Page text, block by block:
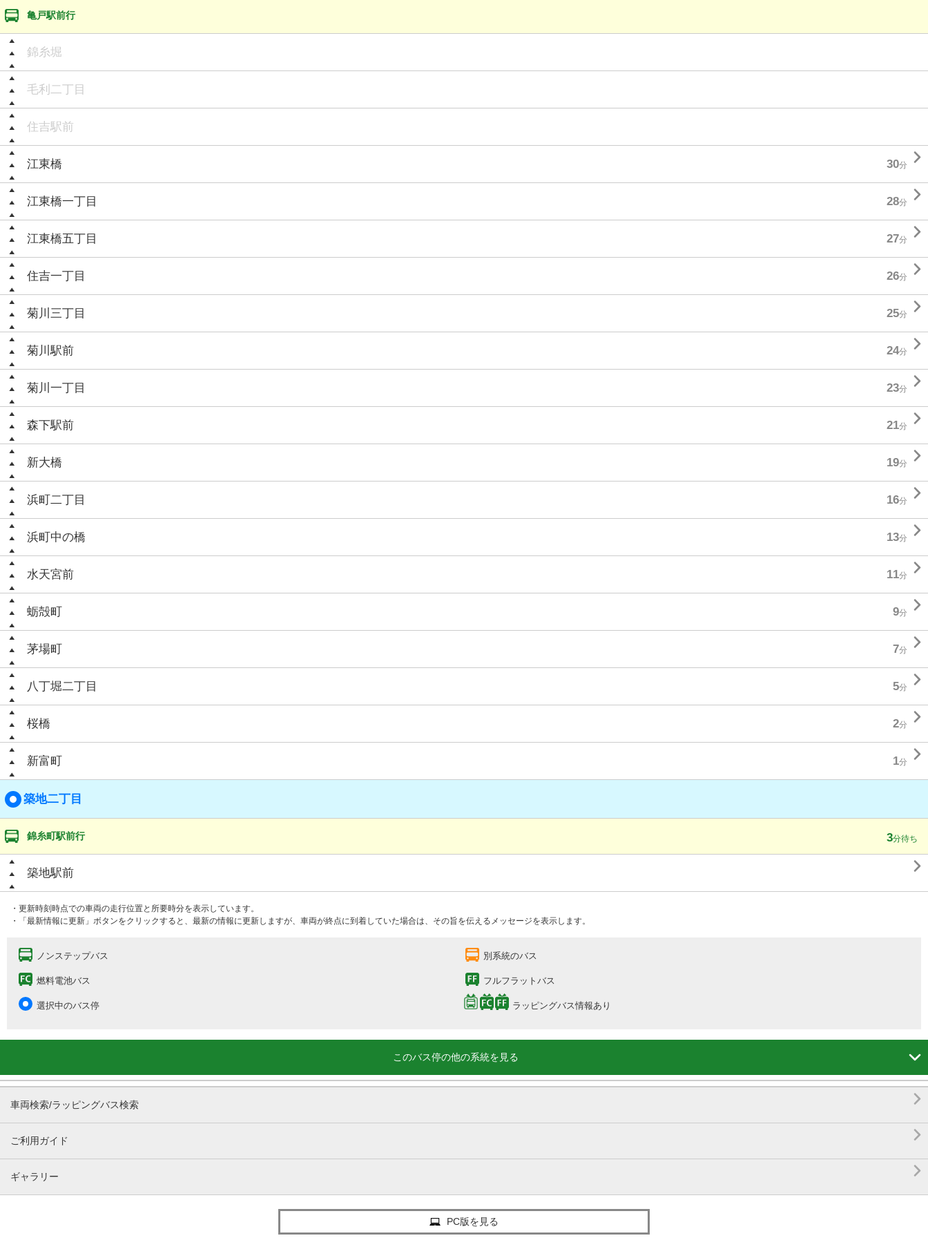
亀戸駅前行
錦糸堀
毛利二丁目
住吉駅前
江東橋 30分 
江東橋一丁目 28分 
江東橋五丁目 27分 
住吉一丁目 26分 
菊川三丁目 25分 
菊川駅前 24分 
菊川一丁目 23分 
森下駅前 21分 
新大橋 19分 
浜町二丁目 16分 
浜町中の橋 13分 
水天宮前 11分 
蛎殻町 9分 
茅場町 7分 
八丁堀二丁目 5分 
桜橋 2分 
新富町 1分 
築地二丁目
錦糸町駅前行 3分待ち
築地駅前 
・更新時刻時点での車両の走行位置と所要時分を表示しています。
・「最新情報に更新」ボタンをクリックすると、最新の情報に更新しますが、車両が終点に到着していた場合は、その旨を伝えるメッセージを表示します。
ノンステップバス 別系統のバス
燃料電池バス フルフラットバス
選択中のバス停 ラッピングバス情報あり
このバス停の他の系統を見る 
車両検索/ラッピングバス検索 
ご利用ガイド 
ギャラリー 
PC版を見る